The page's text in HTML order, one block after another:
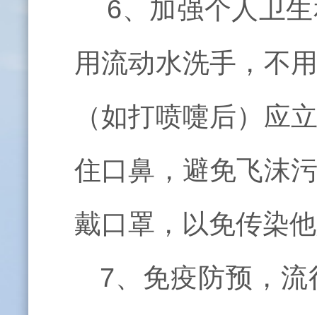
6、加强个人卫生
用流动水洗手，不
（如打喷嚏后）应
住口鼻，避免飞沫
戴口罩，以免传染
7、免疫防预，流